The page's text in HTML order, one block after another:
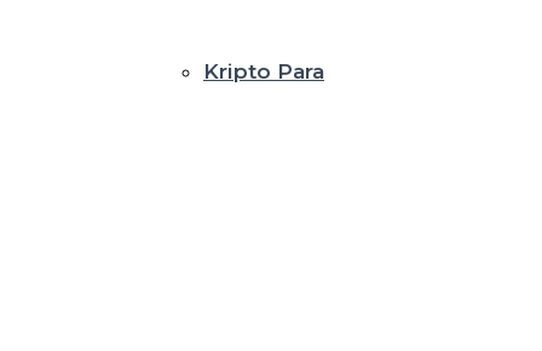
Kripto Para